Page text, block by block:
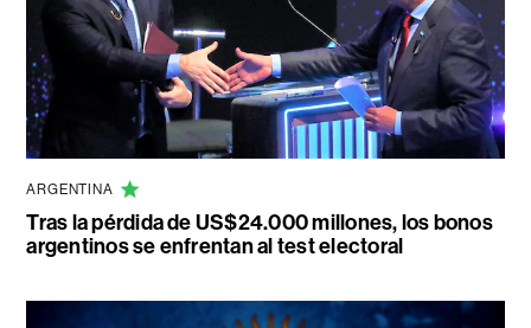
ARGENTINA
Tras la pérdida de US$24.000 millones, los bonos
argentinos se enfrentan al test electoral